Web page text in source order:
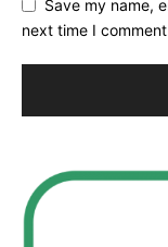
Save my name,
next time I